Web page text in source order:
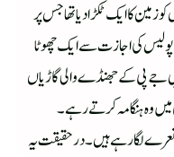
کا ایک ٹکڑا دیا تھا جس پر
کی اجازت سے ایک چھوٹا
بی جے پی کے جھنڈے والی گاڑیاں
وہ ہنگامہ کرتے رہے۔
کے نعرے لگا رہے ہیں۔درحقیقت یہ